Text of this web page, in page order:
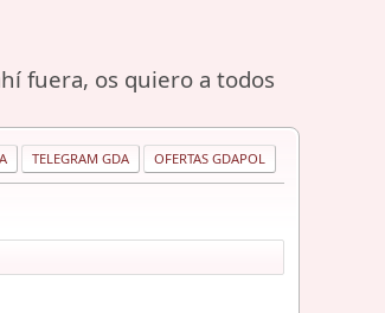
fuera, os quiero a todos
TELEGRAM GDA OFERTAS GDAPOL